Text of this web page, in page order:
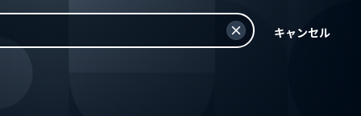
キャンセル